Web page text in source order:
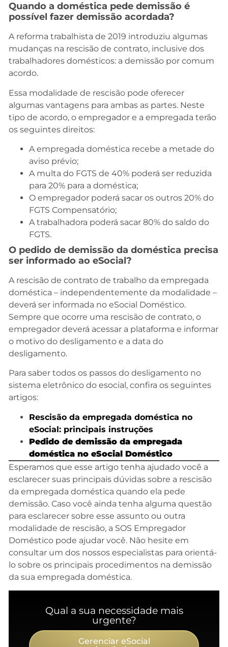
Quando a doméstica pede demissão é
possível fazer demissão acordada?
A reforma trabalhista de 2019 introduziu algumas
mudanças na rescisão de contrato, inclusive dos
trabalhadores domésticos: a demissão por comum
acordo.
Essa modalidade de rescisão pode oferecer
algumas vantagens para ambas as partes. Neste
tipo de acordo, o empregador e a empregada terão
os seguintes direitos:
A empregada doméstica recebe a metade do
aviso prévio;
A multa do FGTS de 40% poderá ser reduzida
para 20% para a doméstica;
O empregador poderá sacar os outros 20% do
FGTS Compensatório;
A trabalhadora poderá sacar 80% do saldo do
FGTS.
O pedido de demissão da doméstica precisa
ser informado ao eSocial?
A rescisão de contrato de trabalho da empregada
doméstica – independentemente da modalidade –
deverá ser informada no eSocial Doméstico.
Sempre que ocorre uma rescisão de contrato, o
empregador deverá acessar a plataforma e informar
o motivo do desligamento e a data do
desligamento.
Para saber todos os passos do desligamento no
sistema eletrônico do esocial, confira os seguintes
artigos:
Rescisão da empregada doméstica no
eSocial: principais instruções
Pedido de demissão da empregada
doméstica no eSocial Doméstico
Esperamos que esse artigo tenha ajudado você a
esclarecer suas principais dúvidas sobre a rescisão
da empregada doméstica quando ela pede
demissão. Caso você ainda tenha alguma questão
para esclarecer sobre esse assunto ou outra
modalidade de rescisão, a SOS Empregador
Doméstico pode ajudar você. Não hesite em
consultar um dos nossos especialistas para orientá-
lo sobre os principais procedimentos na demissão
da sua empregada doméstica.
Qual a sua necessidade mais
urgente?
Gerenciar eSocial